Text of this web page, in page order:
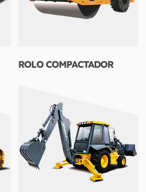
ROLO COMPACTADOR